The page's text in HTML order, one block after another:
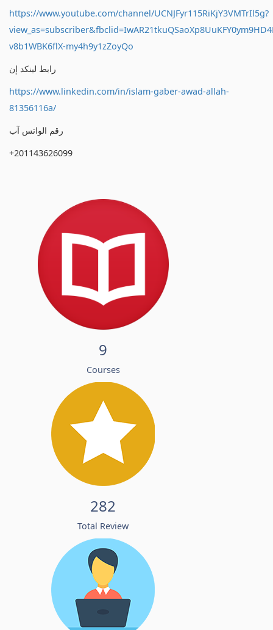
https://www.youtube.com/channel/UCNJFyr115RiKjY3VMTrIl5g?
v8b1WBK6flX-my4h9y1zZoyQo
رابط لينكد إن
https://www.linkedin.com/in/islam-gaber-awad-allah-
81356116a/
رقم الواتس آب
+201143626099
9
Courses
282
Total Review